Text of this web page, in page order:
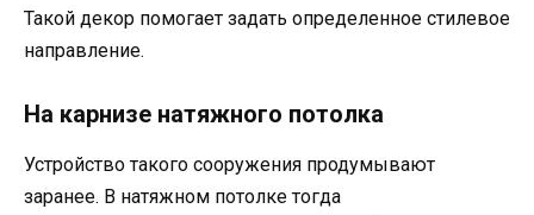
Такой декор помогает задать определенное стилевое
направление.
На карнизе натяжного потолка
Устройство такого сооружения продумывают
заранее. В натяжном потолке тогда